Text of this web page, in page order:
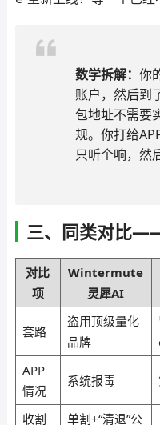
数学拆解： 你
账户，然后到
包地址不需要
规。你打给
只听个响，然
三、同类对比
对比
项
Wintermute
灵犀AI
套路
盗用顶级量化
品牌
APP
情况
系统报毒
收割
单割+“清退”公